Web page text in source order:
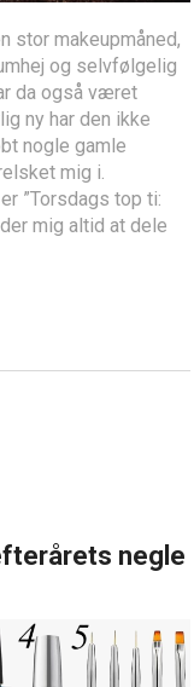
stor makeupmåned,
og selvfølgelig
da også været
ny har den ikke
nogle gamle
mig i.
”Torsdags top ti:
mig altid at dele
negle